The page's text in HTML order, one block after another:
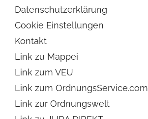
Datenschutzerklärung
Cookie Einstellungen
Kontakt
Link zu Mappei
Link zum VEU
Link zum OrdnungsService.com
Link zur Ordnungswelt